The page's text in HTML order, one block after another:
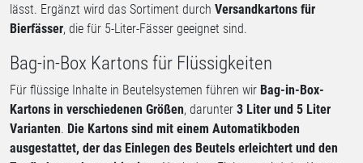
lässt. Ergänzt wird das Sortiment durch Versandkartons für
Bierfässer, die für 5-Liter-Fässer geeignet sind.
Bag-in-Box Kartons für Flüssigkeiten
Für flüssige Inhalte in Beutelsystemen führen wir Bag-in-Box-
Kartons in verschiedenen Größen, darunter 3 Liter und 5 Liter
Varianten. Die Kartons sind mit einem Automatikboden
ausgestattet, der das Einlegen des Beutels erleichtert und den